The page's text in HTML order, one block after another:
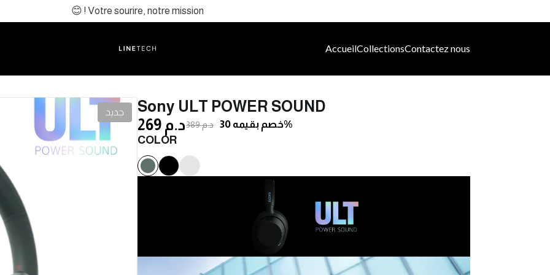
😊 ! Votre sourire, notre mission
AccueilCollectionsContactez nous
جديد
Sony ULT POWER SOUND
269 د.م
389 د.م خصم بقيمه 30%
COLOR